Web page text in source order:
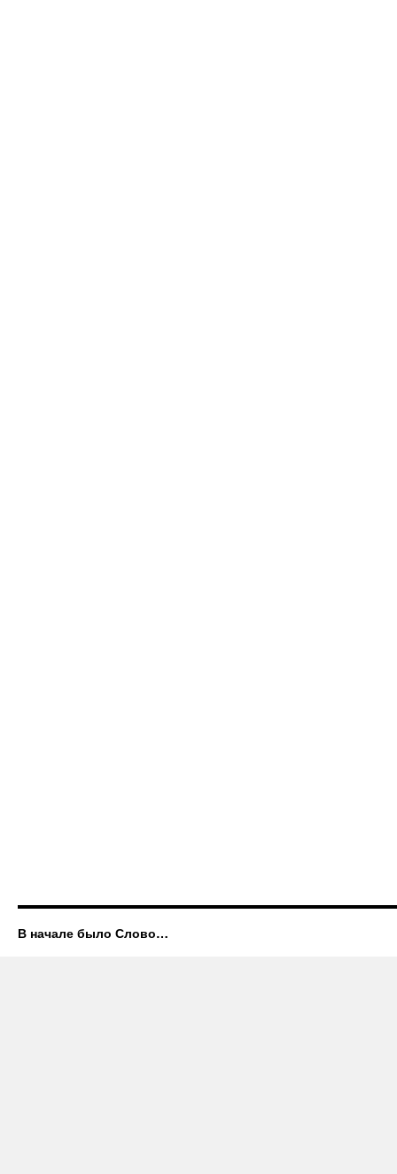
В начале было Слово…